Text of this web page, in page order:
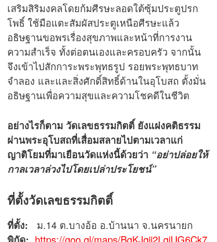
เสริมสิริมงคลโดยก้มศีรษะลอดใต้ซุ้มประตูปรก
โพธิ์ ใช้มือแตะสัมผัสประตูเหนือศีรษะแล้ว
อธิษฐานขอพรเรื่องสุขภาพและหน้าที่การงาน
ความสำเร็จ ทั้งต่อตนเองและครอบครัว จากนั้น
จึงเข้าไปสักการะพระพุทธรูป รอยพระพุทธบาท
จำลอง และและสิ่งศักดิ์สิทธิ์ด้านในอุโบสถ ตั้งมั่น
อธิษฐานเพื่อความสุขและความโชคดีในชีวิต
อย่างไรก็ตาม วัดเลขธรรมกิตติ์ ยังแฝงคติธรรม
ผ่านพระอุโบสถที่เสื่อมสลายไปตามเวลาแก่
ญาติโยมที่มาเยือนวัดแห่งนี้ด้วยว่า “อย่าปล่อยให้
กาลเวลาล่วงไปโดยเปล่าประโยชน์”
ที่ตั้งวัดเลขธรรมกิตติ์
ที่ตั้ง: ม.14 ต.บางอ้อ อ.บ้านนา จ.นครนายก